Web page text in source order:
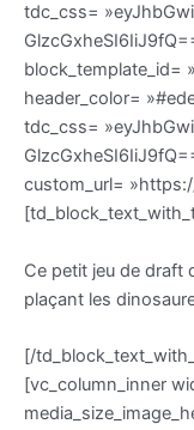
tdc_css=
block_template_id=
header_color=
tdc_css=
custom_url=
Ce petit jeu de draft
plaçant les
[/
[vc_column_inner